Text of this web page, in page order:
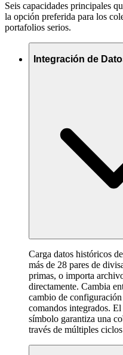
Seis capacidades principales
la opción preferida para los
portafolios serios.
Integración de
Carga datos históricos
más de 28 pares de
primas, o importa
directamente. Cambia
cambio de
comandos integrados.
símbolo garantiza una
través de múltiples